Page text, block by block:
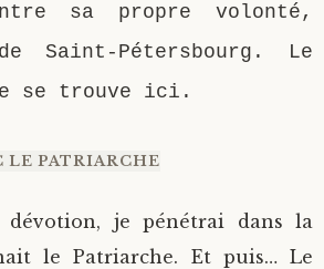
sa propre volonté,
Saint-Pétersbourg. Le
se trouve ici.
LE PATRIARCHE
dévotion, je pénétrai dans la
le Patriarche. Et puis… Le